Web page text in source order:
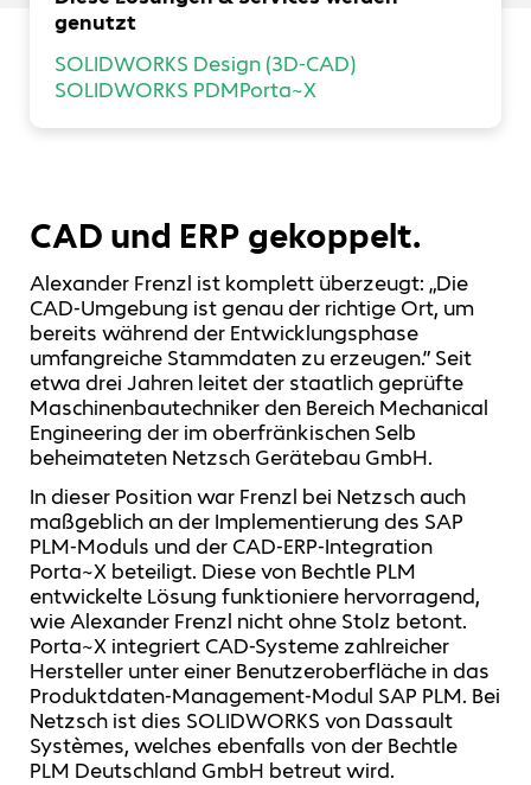
genutzt
SOLIDWORKS Design (3D-CAD)
SOLIDWORKS PDMPorta~X
CAD und ERP gekoppelt.
Alexander Frenzl ist komplett überzeugt: „Die
CAD-Umgebung ist genau der richtige Ort, um
bereits während der Entwicklungsphase
umfangreiche Stammdaten zu erzeugen.” Seit
etwa drei Jahren leitet der staatlich geprüfte
Maschinenbautechniker den Bereich Mechanical
Engineering der im oberfränkischen Selb
beheimateten Netzsch Gerätebau GmbH.
In dieser Position war Frenzl bei Netzsch auch
maßgeblich an der Implementierung des SAP
PLM-Moduls und der CAD-ERP-Integration
Porta~X beteiligt. Diese von Bechtle PLM
entwickelte Lösung funktioniere hervorragend,
wie Alexander Frenzl nicht ohne Stolz betont.
Porta~X integriert CAD-Systeme zahlreicher
Hersteller unter einer Benutzeroberfläche in das
Produktdaten-Management-Modul SAP PLM. Bei
Netzsch ist dies SOLIDWORKS von Dassault
Systèmes, welches ebenfalls von der Bechtle
PLM Deutschland GmbH betreut wird.